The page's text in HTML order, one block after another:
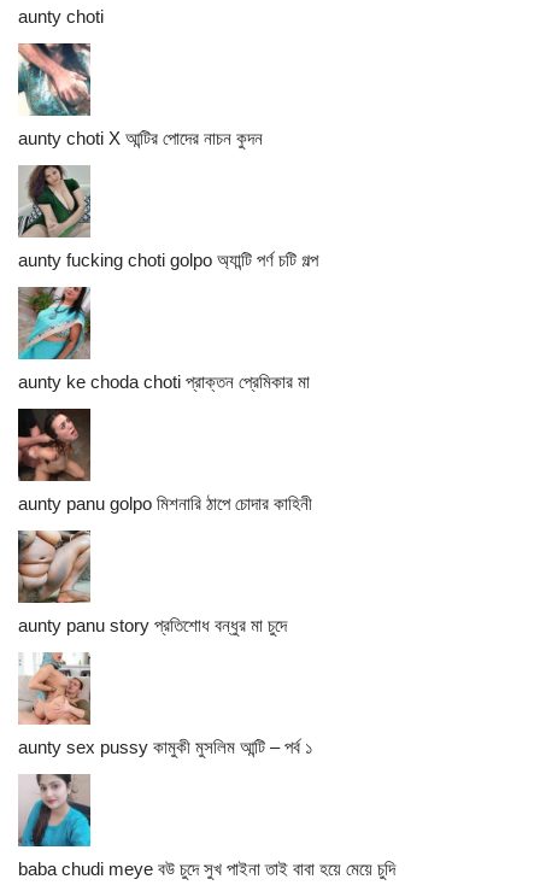
aunty choti
aunty choti X আন্টির পোদের নাচন কুদন
aunty fucking choti golpo অ্যান্টি পর্ণ চটি গল্প
aunty ke choda choti প্রাক্তন প্রেমিকার মা
aunty panu golpo মিশনারি ঠাপে চোদার কাহিনী
aunty panu story প্রতিশোধ বন্ধুর মা চুদে
aunty sex pussy কামুকী মুসলিম আন্টি – পর্ব ১
baba chudi meye বউ চুদে সুখ পাইনা তাই বাবা হয়ে মেয়ে চুদি